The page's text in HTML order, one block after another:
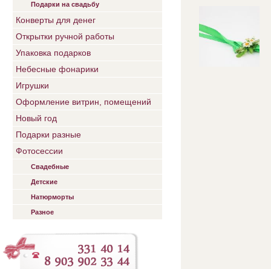
Подарки на свадьбу
Конверты для денег
Открытки ручной работы
Упаковка подарков
Небесные фонарики
Игрушки
Оформление витрин, помещений
Новый год
Подарки разные
Фотосессии
Свадебные
Детские
Натюрморты
Разное